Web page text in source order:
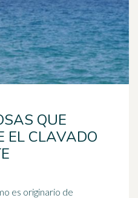
QUE
EL CLAVADO
es originario de